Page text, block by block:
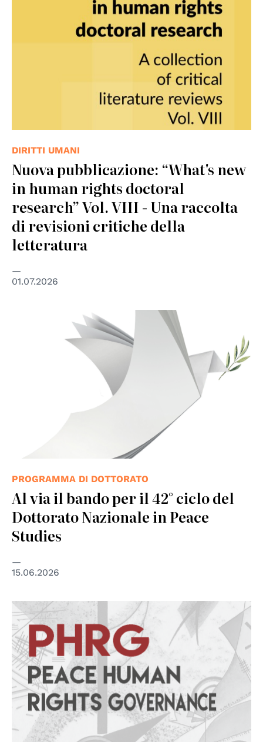
DIRITTI UMANI
Nuova pubblicazione: “What's new
in human rights doctoral
research” Vol. VIII - Una raccolta
di revisioni critiche della
letteratura
01.07.2026
PROGRAMMA DI DOTTORATO
Al via il bando per il 42° ciclo del
Dottorato Nazionale in Peace
Studies
15.06.2026